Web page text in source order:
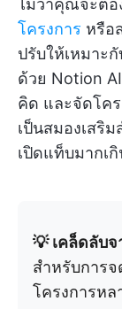
ไม่ว่าคุณจะต้อ
โครงการ หรือ
ปรับให้เหมาะ
ด้วย Notion
คิด และจัดโค
เป็นสมองเสริ
เปิดแท็บมากเ
💡 เคล็ดลับ
สำหรับการ
โครงการหล